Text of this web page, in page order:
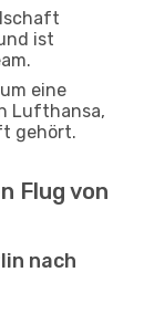
ist
eine
Lufthansa,
gehört.
Flug von
nach